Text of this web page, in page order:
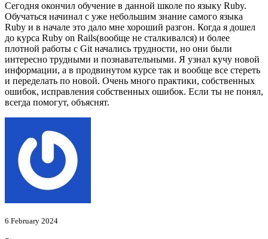
Сегодня окончил обучение в данной школе по языку Ruby.
Обучаться начинал с уже небольшим знание самого языка
Ruby и в начале это дало мне хороший разгон. Когда я дошел
до курса Ruby on Rails(вообще не сталкивался) и более
плотной работы с Git начались трудности, но они были
интересно трудными и познавательными. Я узнал кучу новой
информации, а в продвинутом курсе так и вообще все стереть
и переделать по новой. Очень много практики, собственных
ошибок, исправления собственных ошибок. Если ты не понял,
всегда помогут, объяснят.
6 February 2024